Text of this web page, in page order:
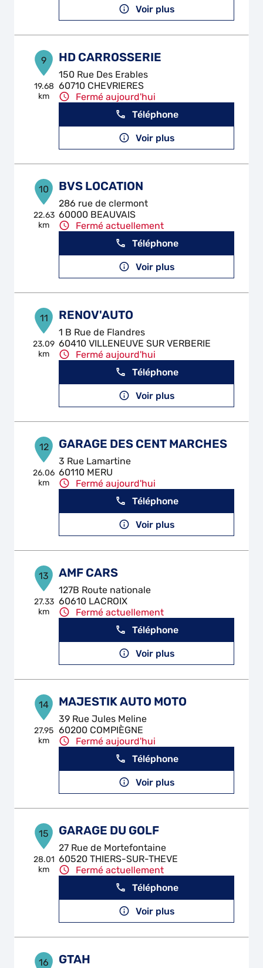
Voir plus
9
19.68
km
HD CARROSSERIE
150 Rue Des Erables
60710 CHEVRIERES
Fermé aujourd'hui
Téléphone
Voir plus
10
22.63
km
BVS LOCATION
286 rue de clermont
60000 BEAUVAIS
Fermé actuellement
Téléphone
Voir plus
11
23.09
km
RENOV'AUTO
1 B Rue de Flandres
60410 VILLENEUVE SUR VERBERIE
Fermé aujourd'hui
Téléphone
Voir plus
12
26.06
km
GARAGE DES CENT MARCHES
3 Rue Lamartine
60110 MERU
Fermé aujourd'hui
Téléphone
Voir plus
13
27.33
km
AMF CARS
127B Route nationale
60610 LACROIX
Fermé actuellement
Téléphone
Voir plus
14
27.95
km
MAJESTIK AUTO MOTO
39 Rue Jules Meline
60200 COMPIÈGNE
Fermé aujourd'hui
Téléphone
Voir plus
15
28.01
km
GARAGE DU GOLF
27 Rue de Mortefontaine
60520 THIERS-SUR-THEVE
Fermé actuellement
Téléphone
Voir plus
16 GTAH